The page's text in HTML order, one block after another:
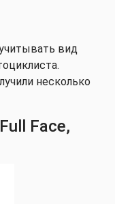
вид
несколько
Face,